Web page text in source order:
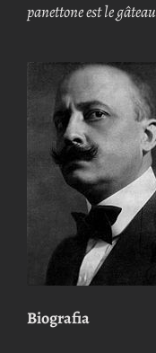
panettone est le
Biografia